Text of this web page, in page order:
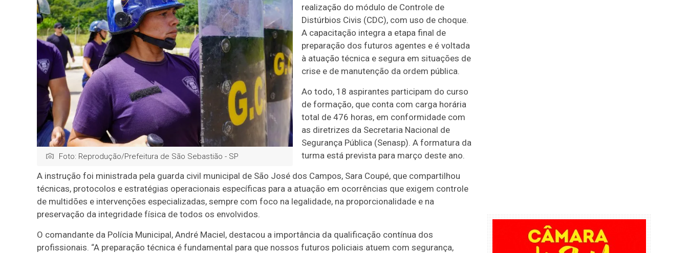
Foto: Reprodução/Prefeitura de São Sebastião - SP
realização do módulo de Controle de
Distúrbios Civis (CDC), com uso de choque.
A capacitação integra a etapa final de
preparação dos futuros agentes e é voltada
à atuação técnica e segura em situações de
crise e de manutenção da ordem pública.
Ao todo, 18 aspirantes participam do curso
de formação, que conta com carga horária
total de 476 horas, em conformidade com
as diretrizes da Secretaria Nacional de
Segurança Pública (Senasp). A formatura da
turma está prevista para março deste ano.
A instrução foi ministrada pela guarda civil municipal de São José dos Campos, Sara Coupé, que compartilhou
técnicas, protocolos e estratégias operacionais específicas para a atuação em ocorrências que exigem controle
de multidões e intervenções especializadas, sempre com foco na legalidade, na proporcionalidade e na
preservação da integridade física de todos os envolvidos.
O comandante da Polícia Municipal, André Maciel, destacou a importância da qualificação contínua dos
profissionais. “A preparação técnica é fundamental para que nossos futuros policiais atuem com segurança,